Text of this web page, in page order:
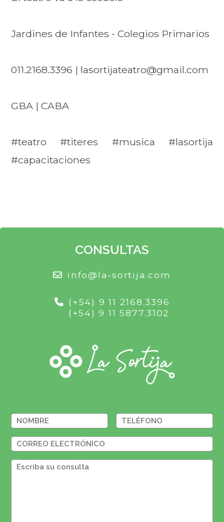
Jardines de Infantes - Colegios Primarios
011.2168.3396 | lasortijateatro@gmail.com
GBA | CABA
#teatro #titeres #musica #lasortija
#capacitaciones
CONSULTAS
info@la-sortija.com
(+54) 9 11 2168.3396
(+54) 9 11 5877.3102